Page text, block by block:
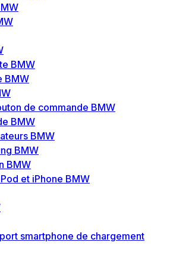
BMW
BMW
de commande BMW
BMW
BMW
BMW
BMW
et iPhone BMW
smartphone de chargement